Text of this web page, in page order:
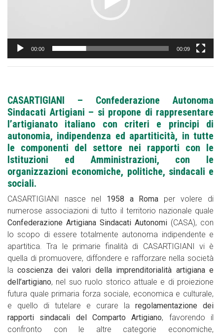
00:00 00:09
CASARTIGIANI – Confederazione Autonoma
Sindacati Artigiani – si propone di rappresentare
l’artigianato italiano con criteri e principi di
autonomia, indipendenza ed apartiticità, in tutte
le componenti del settore nei rapporti con le
Istituzioni ed Amministrazioni, con le
organizzazioni economiche, politiche, sindacali e
sociali.
CASARTIGIANI nasce nel 1958 a Roma per volere di
numerose associazioni di tutto il territorio nazionale quale
Confederazione Artigiana Sindacati Autonomi (CASA), con
lo scopo di essere totalmente autonoma indipendente e
apartitica. Tra le primarie finalità di CASARTIGIANI vi è
quella di promuovere, diffondere e rafforzare nella società
lacoscienza dei valori della imprenditorialità artigiana e
dell’artigiano, nel suo ruolo storico attuale e di proiezione
futura quale primaria forza sociale, economica e culturale,
e quello di tutelare e curare la regolamentazione dei
rapporti sindacali del Comparto Artigiano, favorendo il
confronto con le altre categorie economiche,